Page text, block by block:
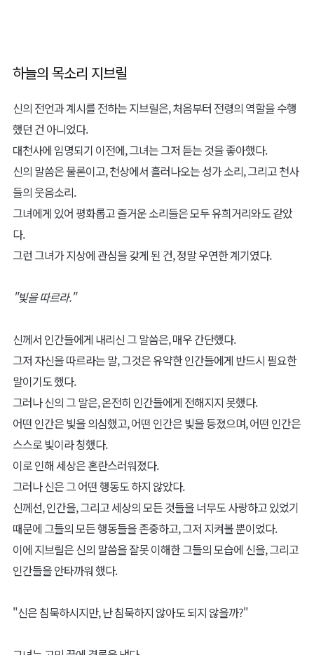
누지 못한 이는 목숨을 잃을 수밖에 없었다.
픔으로 더욱 피폐해지고 말았다.
몸과 정신이 모두 한계에 달한 그녀는, 기도를 올렸다.
기도의 내용은 오직 하나.
자신에게 모든 이들을 구할 수 있도록 해달라는 것.
기도는 신에게 닿았고, 신은 그녀에게 다가왔다.
그녀의 마음에 감복한 신은 그녀에게 타인을 치유할 수 있는 능력을
주었다.
는 천사가 되었다.
그리하여 그녀는 신의 치유를 뜻하는 라파엘(Raphael)이란 이름을
가지게 되었고, 신의 일곱 천사가 되어 세상에 회복과 위로를 흩뿌리
는 존재가 되었다.
지금도 그녀는 고통받은 이를 위해 천상에서 지상을 내려다보고 있
다.
하늘의 목소리 지브릴
신의 전언과 계시를 전하는 지브릴은, 처음부터 전령의 역할을 수행
했던 건 아니었다.
대천사에 임명되기 이전에, 그녀는 그저 듣는 것을 좋아했다.